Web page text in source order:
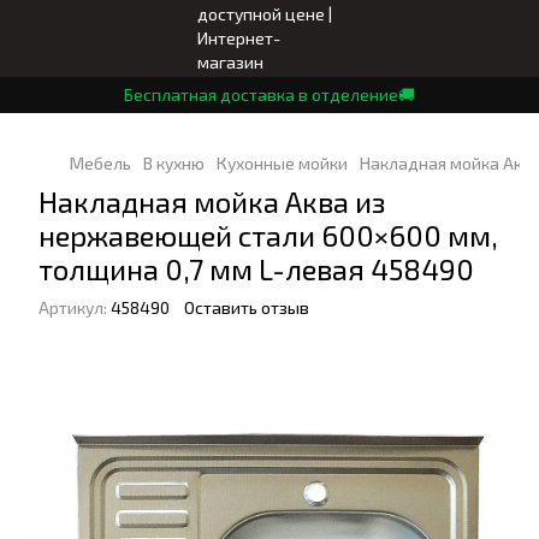
Бесплатная доставка в отделение🚚
Мебель В кухню Кухонные мойки Накладная мойка
Накладная мойка Аква из
нержавеющей стали 600×600 мм,
толщина 0,7 мм L-левая 458490
Артикул: 458490 Оставить отзыв